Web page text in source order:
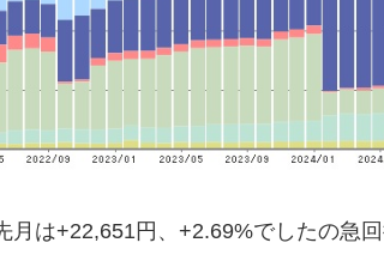
は+22,651円、+2.69%でしたの急回